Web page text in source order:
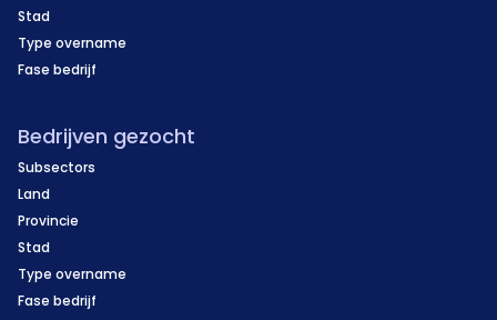
Stad
Type overname
Fase bedrijf
Bedrijven gezocht
Subsectors
Land
Provincie
Stad
Type overname
Fase bedrijf